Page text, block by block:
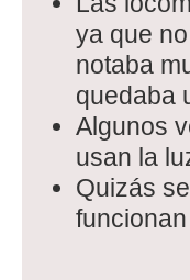
ya que
notaba
quedaba
Algunos
usan la
Quizás